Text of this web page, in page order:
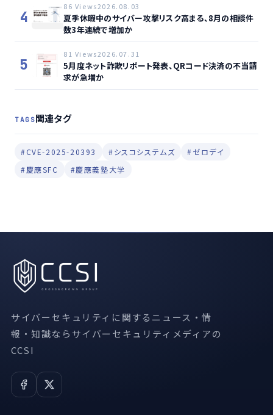
4
86 Views2026.08.03
夏季休暇中のサイバー攻撃リスク高まる、8月の相談件
数3年連続で増加か
5
81 Views2026.07.31
5月度ネット詐欺リポート発表、QRコード決済の不当請
求が急増か
TAGS関連タグ
#CVE-2025-20393 #シスコシステムズ
#ゼロデイ
#慶應SFC
#慶應義塾大学
サイバーセキュリティに関するニュース・情
報・知識ならサイバーセキュリティメディアの
CCSI